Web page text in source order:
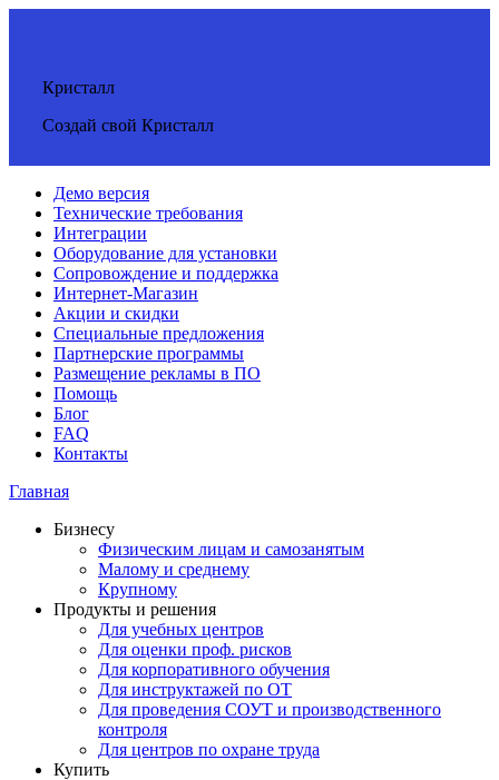
Кристалл
Создай свой Кристалл
Демо версия
Технические требования
Интеграции
Оборудование для установки
Сопровождение и поддержка
Интернет-Магазин
Акции и скидки
Специальные предложения
Партнерские программы
Размещение рекламы в ПО
Помощь
Блог
FAQ
Контакты
Главная
Бизнесу
Физическим лицам и самозанятым
Малому и среднему
Крупному
Продукты и решения
Для учебных центров
Для оценки проф. рисков
Для корпоративного обучения
Для инструктажей по ОТ
Для проведения СОУТ и производственного
контроля
Для центров по охране труда
Купить